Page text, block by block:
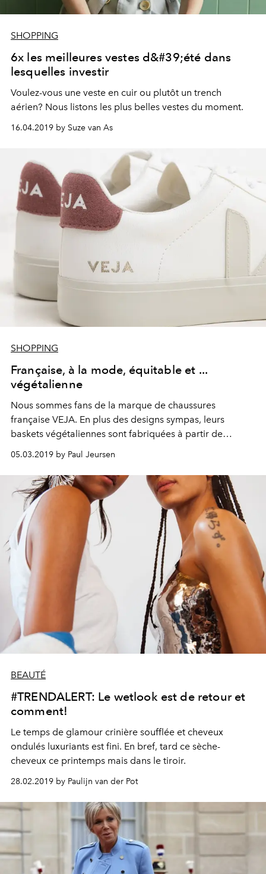
SHOPPING
6x les meilleures vestes d&#39;été dans
lesquelles investir
Voulez-vous une veste en cuir ou plutôt un trench
aérien? Nous listons les plus belles vestes du moment.
16.04.2019 by Suze van As
SHOPPING
Française, à la mode, équitable et ...
végétalienne
Nous sommes fans de la marque de chaussures
française VEJA. En plus des designs sympas, leurs
baskets végétaliennes sont fabriquées à partir de
matières premières durables et écologiques. Le dernier
ajout est le modèle Campo.
05.03.2019 by Paul Jeursen
BEAUTÉ
#TRENDALERT: Le wetlook est de retour et
comment!
Le temps de glamour crinière soufflée et cheveux
ondulés luxuriants est fini. En bref, tard ce sèche-
cheveux ce printemps mais dans le tiroir.
28.02.2019 by Paulijn van der Pot